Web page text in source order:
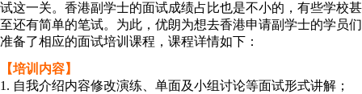
试这一关。香港副学士的面试成绩占比也是不小的，有些学校甚
至还有简单的笔试。为此，优朗为想去香港申请副学士的学员们
准备了相应的面试培训课程，课程详情如下：
【培训内容】
1. 自我介绍内容修改演练、单面及小组讨论等面试形式讲解；